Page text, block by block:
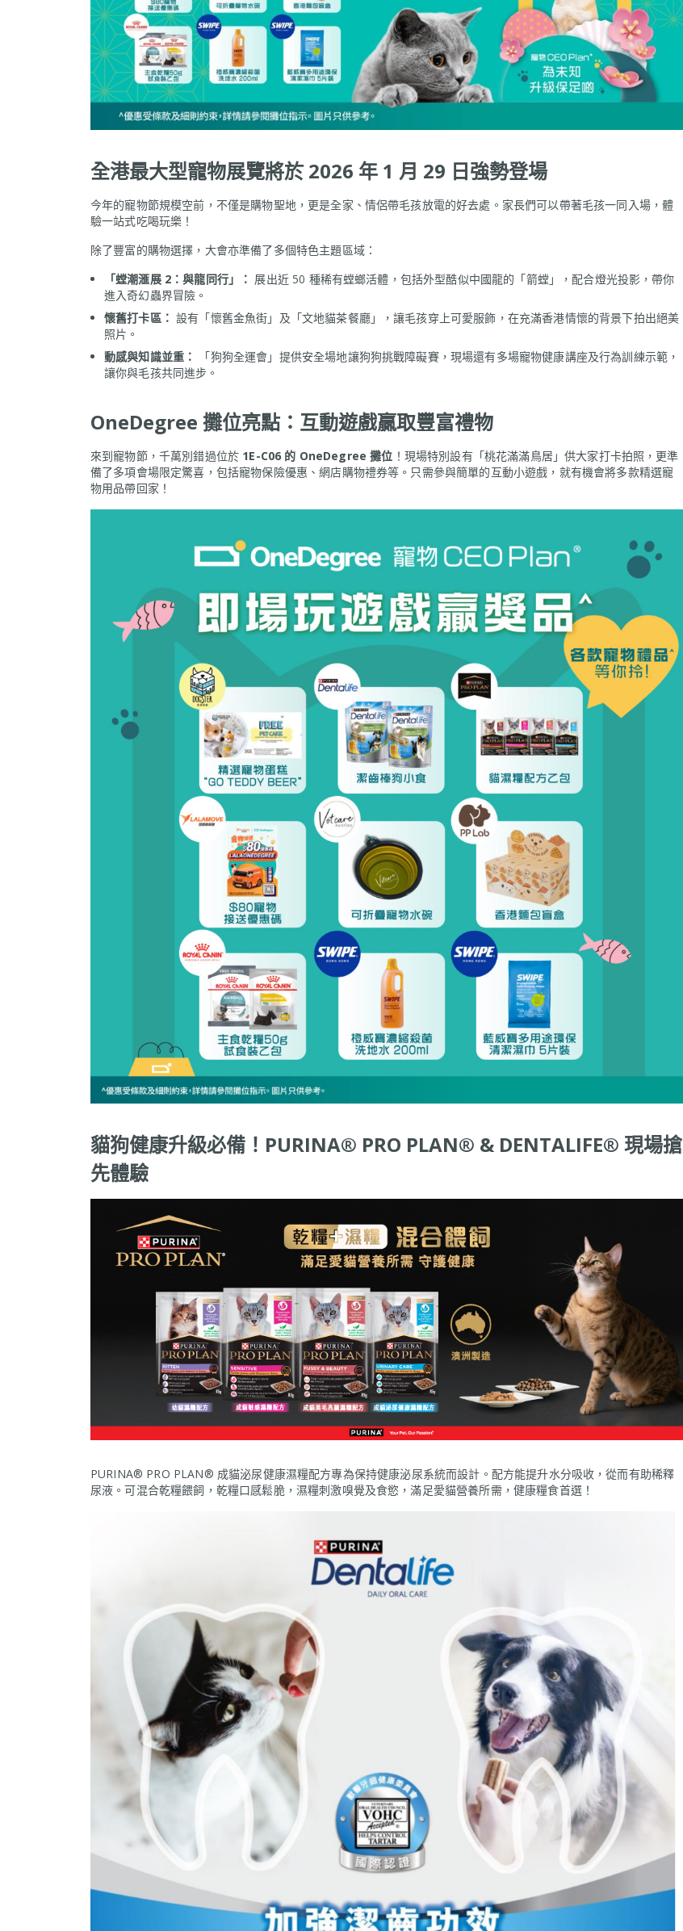
全港最大型寵物展覽將於 2026 年 1 月 29 日強勢登場
今年的寵物節規模空前，不僅是購物聖地，更是全家、情侶帶毛孩放電的好去處。家長們可以帶著毛孩一同入場，體
驗一站式吃喝玩樂！
除了豐富的購物選擇，大會亦準備了多個特色主題區域：
「螳潮滙展 2：與龍同行」： 展出近 50 種稀有螳螂活體，包括外型酷似中國龍的「箭螳」，配合燈光投影，帶你
進入奇幻蟲界冒險。
懷舊打卡區： 設有「懷舊金魚街」及「文地貓茶餐廳」，讓毛孩穿上可愛服飾，在充滿香港情懷的背景下拍出絕美
照片。
動感與知識並重：
「狗狗全運會」提供安全場地讓狗狗挑戰障礙賽，現場還有多場寵物健康講座及行為訓練示範，
讓你與毛孩共同進步。
OneDegree 攤位亮點：互動遊戲贏取豐富禮物
來到寵物節，千萬別錯過位於 1E-C06 的 OneDegree 攤位 ！現場特別設有「桃花滿滿鳥居」供大家打卡拍照，更準
備了多項會場限定驚喜，包括寵物保險優惠、網店購物禮券等。只需參與簡單的互動小遊戲，就有機會將多款精選寵
物用品帶回家！
貓狗健康升級必備！PURINA® PRO PLAN® & DENTALIFE® 現場搶
先體驗
PURINA® PRO PLAN® 成貓泌尿健康濕糧配方專為保持健康泌尿系統而設計。配方能提升水分吸收，從而有助稀釋
尿液。可混合乾糧餵飼，乾糧口感鬆脆，濕糧刺激嗅覺及食慾，滿足愛貓營養所需，健康糧食首選！